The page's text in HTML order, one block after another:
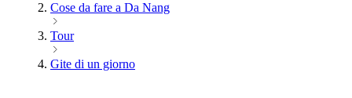
Cose da fare a Da Nang
Tour
Gite di un giorno